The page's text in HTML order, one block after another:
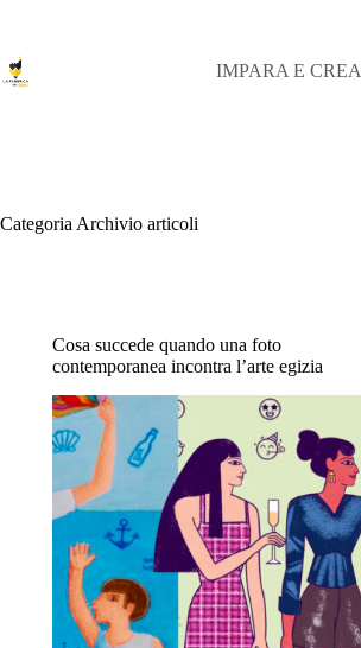
contenuto
IMPARA E CREA
Categoria Archivio articoli
Cosa succede quando una foto
contemporanea incontra l’arte egizia